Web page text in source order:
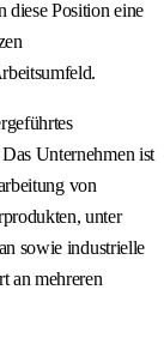
diese Position eine
Unternehmen ist
von
unter
sowie industrielle
an mehreren